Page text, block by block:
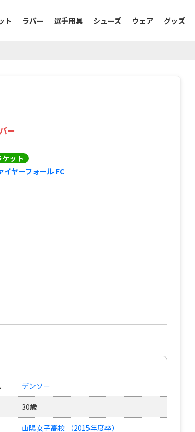
ト ラバー 選手用具 シューズ ウェア グッズ
ー
ケット
イヤーフォール FC
デンソー
30歳
山陽女子高校 （2015年度卒）